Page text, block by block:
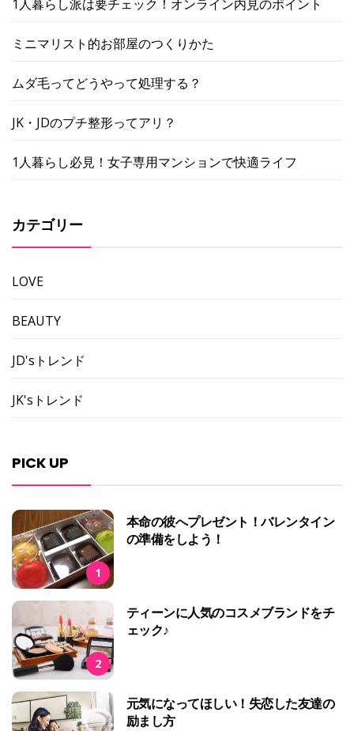
1人暮らし派は要チェック！オンライン内見のポイント
ミニマリスト的お部屋のつくりかた
ムダ毛ってどうやって処理する？
JK・JDのプチ整形ってアリ？
1人暮らし必見！女子専用マンションで快適ライフ
カテゴリー
LOVE
BEAUTY
JD'sトレンド
JK'sトレンド
PICK UP
1
本命の彼へプレゼント！バレンタイン
の準備をしよう！
2
ティーンに人気のコスメブランドをチ
ェック♪
元気になってほしい！失恋した友達の
励まし方